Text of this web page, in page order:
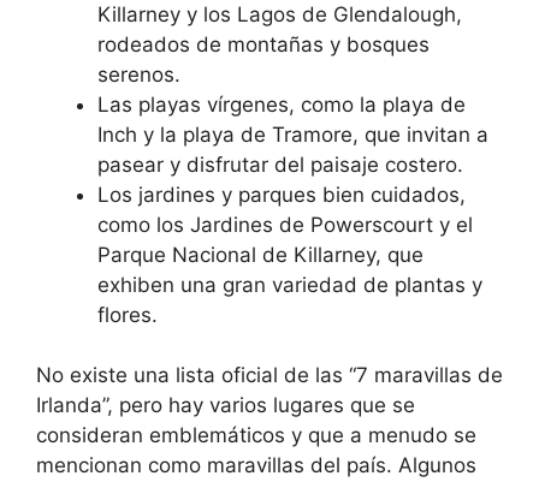
Killarney y los Lagos de Glendalough,
rodeados de montañas y bosques
serenos.
Las playas vírgenes, como la playa de
Inch y la playa de Tramore, que invitan a
pasear y disfrutar del paisaje costero.
Los jardines y parques bien cuidados,
como los Jardines de Powerscourt y el
Parque Nacional de Killarney, que
exhiben una gran variedad de plantas y
flores.
No existe una lista oficial de las “7 maravillas de
Irlanda”, pero hay varios lugares que se
consideran emblemáticos y que a menudo se
mencionan como maravillas del país. Algunos